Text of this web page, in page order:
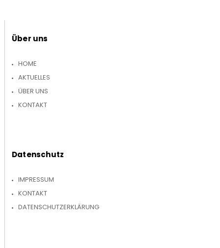
Über uns
HOME
AKTUELLES
ÜBER UNS
KONTAKT
Datenschutz
IMPRESSUM
KONTAKT
DATENSCHUTZERKLÄRUNG